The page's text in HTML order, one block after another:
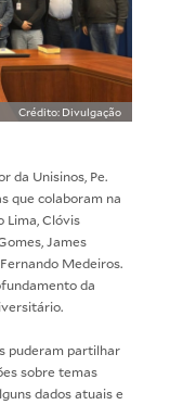
Crédito: Divulgação
da Unisinos, Pe.
que colaboram na
Lima, Clóvis
James
Medeiros.
da
puderam partilhar
sobre temas
dados atuais e